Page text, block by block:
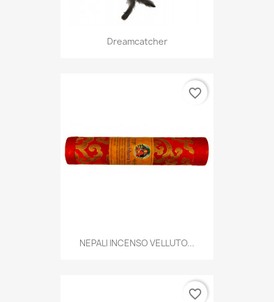
Dreamcatcher
NEPALI INCENSO VELLUTO...
favorite_border
favorite_border